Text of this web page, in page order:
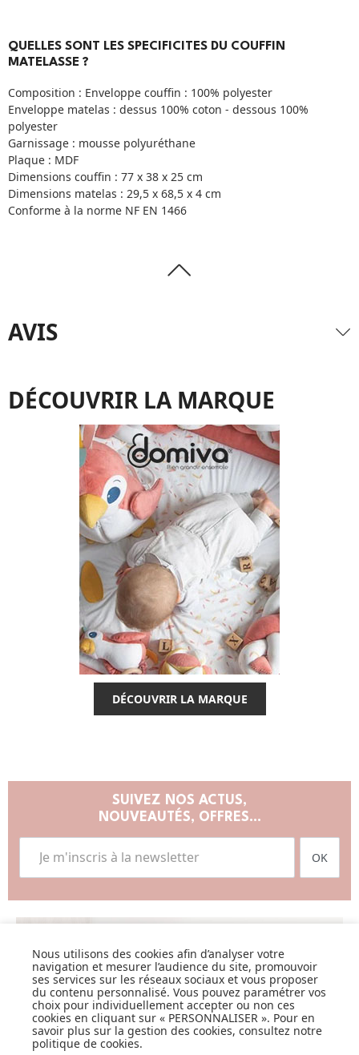
QUELLES SONT LES SPECIFICITES DU COUFFIN
MATELASSE ?
Composition : Enveloppe couffin : 100% polyester
Enveloppe matelas : dessus 100% coton - dessous 100%
polyester
Garnissage : mousse polyuréthane
Plaque : MDF
Dimensions couffin : 77 x 38 x 25 cm
Dimensions matelas : 29,5 x 68,5 x 4 cm
Conforme à la norme NF EN 1466
AVIS
DÉCOUVRIR LA MARQUE
DÉCOUVRIR LA MARQUE
SUIVEZ NOS ACTUS,
NOUVEAUTÉS, OFFRES...
OK
LISTE DE NAISSANCE
JE DÉCOUVRE
Nous utilisons des cookies afin d’analyser votre
navigation et mesurer l’audience du site, promouvoir
ses services sur les réseaux sociaux et vous proposer
du contenu personnalisé. Vous pouvez paramétrer vos
choix pour individuellement accepter ou non ces
cookies en cliquant sur « PERSONNALISER ». Pour en
savoir plus sur la gestion des cookies, consultez notre
politique de cookies.